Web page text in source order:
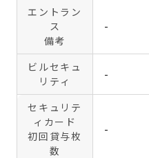
エントラン
ス
備考
-
ビルセキュ
リティ
-
セキュリテ
ィカード
初回貸与枚
数
-